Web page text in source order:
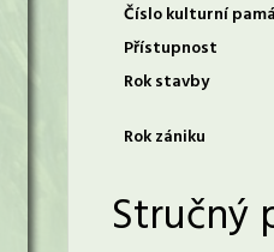
Číslo kulturní
Přístupnost
Rok stavby
Rok zániku
Stručný